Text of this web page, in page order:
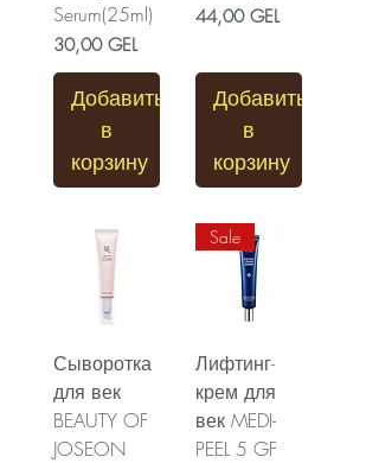
Serum(25ml)
Цена
30,00 GEL
Добавить
в
корзину
Цена
44,00 GEL
Добавить
в
корзину
Сыворотка
для век
BEAUTY OF
JOSEON
Sale
Лифтинг-
крем для
век MEDI-
PEEL 5 GF